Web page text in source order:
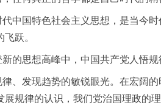
国特色社会主义思想，是当今时
跃。
思想高峰中，中国共产党人悟
发现趋势的敏锐眼光。在宏阔的
展规律的认识，我们党治国理政的